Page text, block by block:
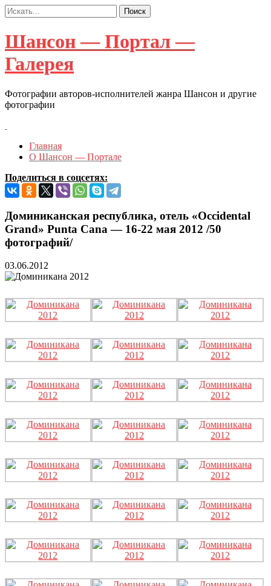
Шансон — Портал —
Галерея
Фотографии авторов-исполнителей жанра Шансон и другие
фотографии
Главная
О Шансон — Портале
Поделиться в соцсетях:
Доминиканская республика, отель «Occidental
Grand» Punta Cana — 16-22 мая 2012 /50
фотографий/
03.06.2012